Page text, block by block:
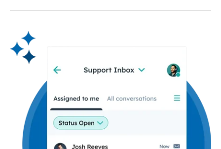
pilnie
potrzebuje
analizy
zaskoczyć)